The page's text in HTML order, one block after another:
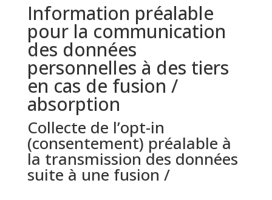
Information préalable
pour la communication
des données
personnelles à des tiers
en cas de fusion /
absorption
Collecte de l’opt-in
(consentement) préalable à
la transmission des données
suite à une fusion /